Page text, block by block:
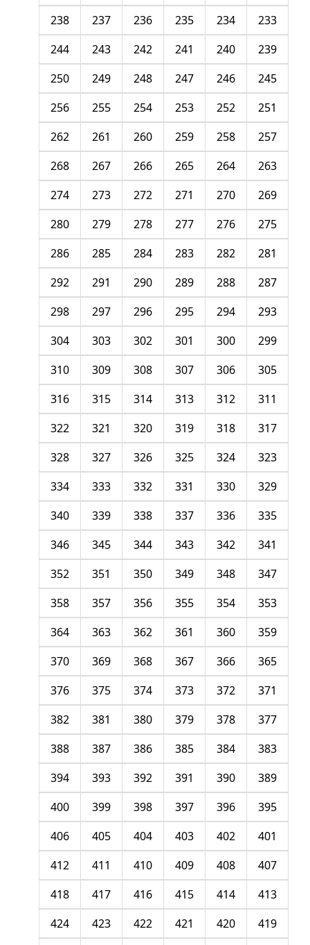
233
234
235
236
237
238
239
240
241
242
243
244
245
246
247
248
249
250
251
252
253
254
255
256
257
258
259
260
261
262
263
264
265
266
267
268
269
270
271
272
273
274
275
276
277
278
279
280
281
282
283
284
285
286
287
288
289
290
291
292
293
294
295
296
297
298
299
300
301
302
303
304
305
306
307
308
309
310
311
312
313
314
315
316
317
318
319
320
321
322
323
324
325
326
327
328
329
330
331
332
333
334
335
336
337
338
339
340
341
342
343
344
345
346
347
348
349
350
351
352
353
354
355
356
357
358
359
360
361
362
363
364
365
366
367
368
369
370
371
372
373
374
375
376
377
378
379
380
381
382
383
384
385
386
387
388
389
390
391
392
393
394
395
396
397
398
399
400
401
402
403
404
405
406
407
408
409
410
411
412
413
414
415
416
417
418
419
420
421
422
423
424